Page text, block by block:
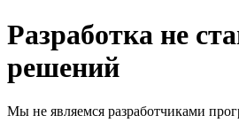
Разработка не
решений
Мы не являемся разработчиками